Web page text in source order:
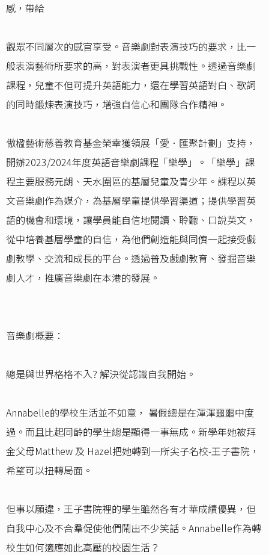
感，帶給
觀眾不同層次的感官享受。音樂劇對表演技巧的要求，比一
般表演藝術所要求的高，對表演者更具挑戰性。透過音樂劇
課程，兒童不但可提升英語能力，還在學習英語對白、歌詞
的同時鍛煉表演技巧，增強自信心和團隊合作精神。
傲楹藝術慈善教育基金榮幸獲領展「愛．匯聚計劃」支持，
開辦2023/2024年度英語音樂劇課程「樂學」。「樂學」課
程主要服務元朗、天水圍區的基層兒童及青少年。課程以英
文音樂劇作為媒介，為基層學童提供學習渠道；提供學習英
語的機會和環境，讓學員能自信地閱讀、聆聽、口說英文，
從中培養基層學童的自信，為他們創造能與同儕一起接受戲
劇教學、交流和成長的平台。透過普及戲劇教育、發掘音樂
劇人才，推廣音樂劇在本港的發展。
音樂劇概要：
總是與世界格格不入? 解決從認識自我開始。
Annabelle的學校生活並不如意， 暑假總是在渾渾噩噩中度
過。而且比起同齡的學生總是顯得一事無成。新學年她被拜
金父母Matthew 及 Hazel把她轉到一所尖子名校-王子書院，
希望可以扭轉局面。
但事以願違，王子書院裡的學生雖然各有才華成績優異，但
自我中心及不合羣促使他們鬧出不少笑話。Annabelle作為轉
校生如何適應如此高壓的校園生活？